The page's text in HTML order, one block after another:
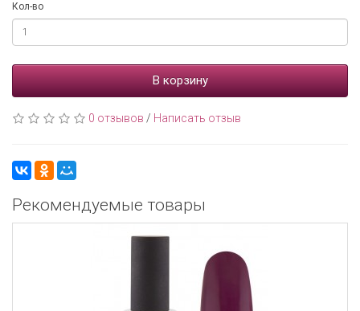
Кол-во
В корзину
0 отзывов / Написать отзыв
Рекомендуемые товары